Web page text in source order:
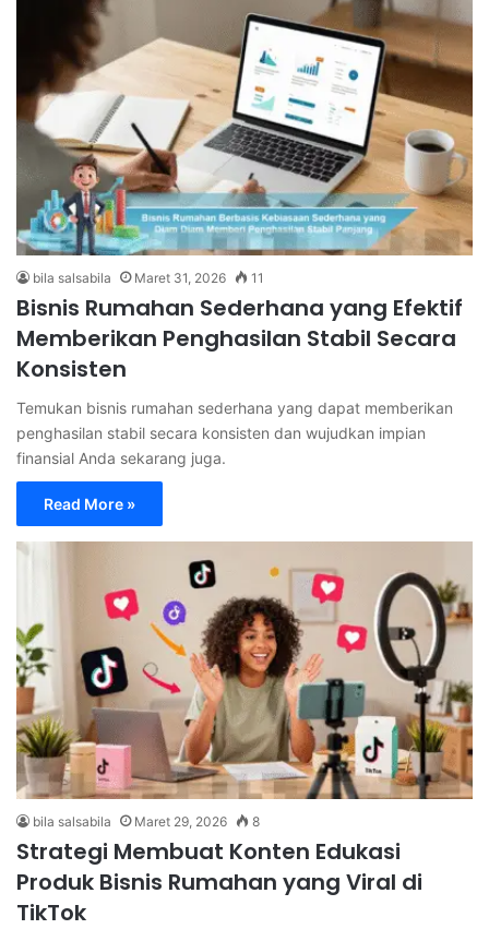
bila salsabila Maret 31, 2026 11
Bisnis Rumahan Sederhana yang Efektif
Memberikan Penghasilan Stabil Secara
Konsisten
Temukan bisnis rumahan sederhana yang dapat memberikan
penghasilan stabil secara konsisten dan wujudkan impian
finansial Anda sekarang juga.
Read More »
bila salsabila Maret 29, 2026 8
Strategi Membuat Konten Edukasi
Produk Bisnis Rumahan yang Viral di
TikTok